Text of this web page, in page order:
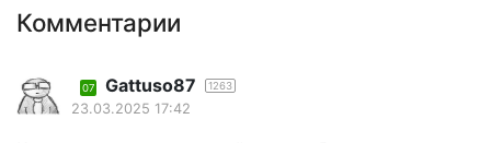
Комментарии
07 Gattuso87 1263
23.03.2025 17:42